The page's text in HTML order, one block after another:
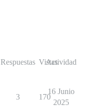
Respuestas Vistas
Actividad
3 170
16 Junio
2025